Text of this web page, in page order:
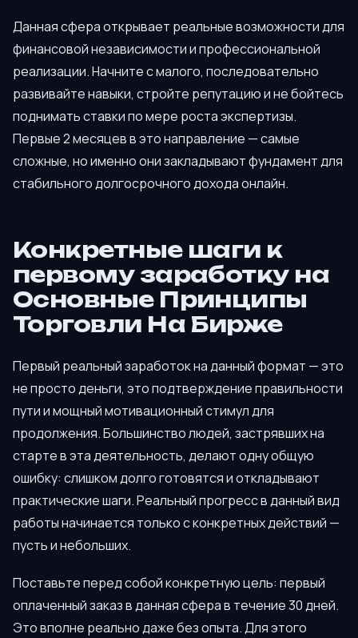
Данная сфера открывает реальные возможности для
финансовой независимости и профессиональной
реализации. Начните с малого, последовательно
развивайте навыки, стройте репутацию и не бойтесь
поднимать ставки по мере роста экспертизы.
Первые 2 месяцев в это направление — самые
сложные, но именно они закладывают фундамент для
стабильного долгосрочного дохода онлайн.
Конкретные шаги к
первому заработку на
Основные Принципы
Торговли На Бирже
Первый реальный заработок на данный формат — это
не просто деньги, это подтверждение правильности
пути и мощный мотивационный стимул для
продолжения. Большинство людей, застрявших на
старте в эта деятельность, делают одну общую
ошибку: слишком долго готовятся и откладывают
практические шаги. Реальный прогресс в данный вид
работы начинается только с конкретных действий —
пусть и небольших.
Поставьте перед собой конкретную цель: первый
оплаченный заказ в данная сфера в течение 30 дней.
Это вполне реально даже без опыта. Для этого